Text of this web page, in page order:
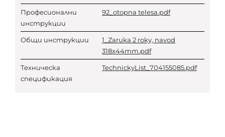
Професионални
инструкции
92_otopna telesa.pdf
Общи инструкции
1_Zaruka 2 roky, navod
318x44mm.pdf
Техническа
спецификация
TechnickyList_704155085.pdf